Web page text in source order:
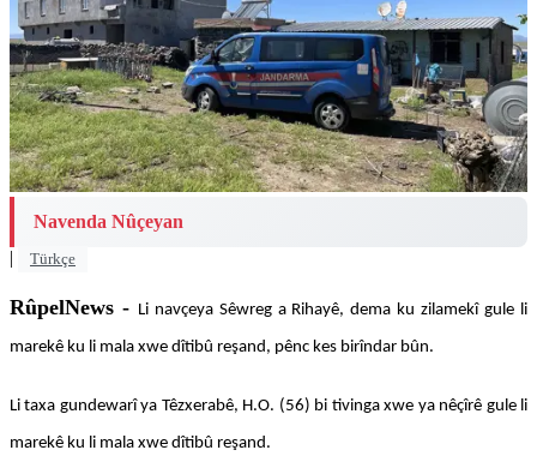
Navenda Nûçeyan
|
Türkçe
RûpelNews - Li navçeya Sêwreg a Rihayê, dema ku zilamekî gule li
marekê ku li mala xwe dîtibû reşand, pênc kes birîndar bûn.
Li taxa gundewarî ya Têzxerabê, H.O. (56) bi tivinga xwe ya nêçîrê gule li
marekê ku li mala xwe dîtibû reşand.